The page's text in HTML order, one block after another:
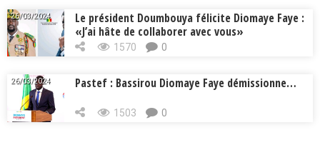
26/03/2024
Le président Doumbouya félicite Diomaye Faye :
«J’ai hâte de collaborer avec vous»
1570 0
26/03/2024 Pastef : Bassirou Diomaye Faye démissionne…
1503 0